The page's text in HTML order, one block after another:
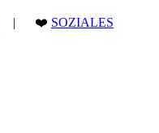
| ❤️ SOZIALES